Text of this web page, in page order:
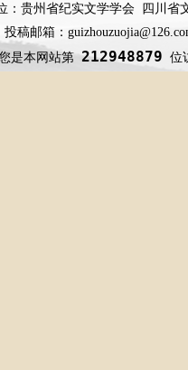
：贵州省纪实文学学会 四川
投稿邮箱：
是本网站第212948879